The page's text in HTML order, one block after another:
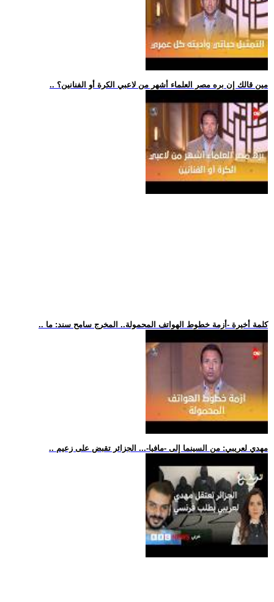
.. مين قالك إن بره مصر العلماء أشهر من لاعبي الكرة أو الفنانين؟
.. كلمة أخيرة -أزمة خطوط الهواتف المحمولة.. المخرج سامح سند: ما
.. مهدي لعريبي: من السينما إلى -مافيا-... الجزائر تقبض على زعيم